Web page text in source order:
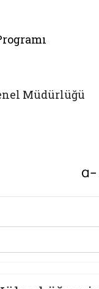
Müdürlüğü